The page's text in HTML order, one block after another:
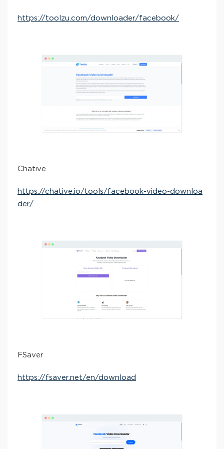
https://toolzu.com/downloader/facebook/
Chative
https://chative.io/tools/facebook-video-downloa
der/
FSaver
https://fsaver.net/en/download